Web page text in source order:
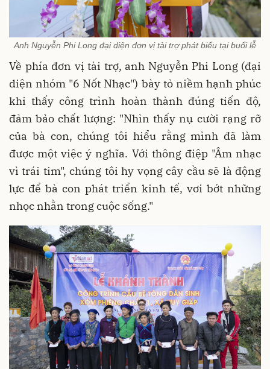
Anh Nguyễn Phi Long đại diện đơn vị tài trợ phát biểu tại buổi lễ
Về phía đơn vị tài trợ, anh Nguyễn Phi Long (đại
diện nhóm "6 Nốt Nhạc") bày tỏ niềm hạnh phúc
khi thấy công trình hoàn thành đúng tiến độ,
đảm bảo chất lượng: "Nhìn thấy nụ cười rạng rỡ
của bà con, chúng tôi hiểu rằng mình đã làm
được một việc ý nghĩa. Với thông điệp "Âm nhạc
vì trái tim", chúng tôi hy vọng cây cầu sẽ là động
lực để bà con phát triển kinh tế, vơi bớt những
nhọc nhằn trong cuộc sống."